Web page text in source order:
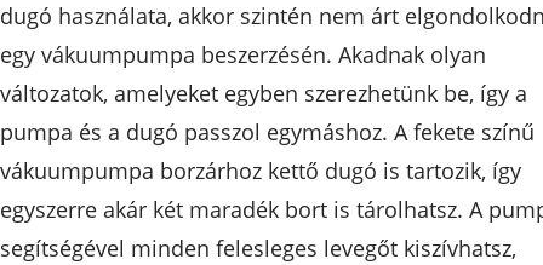
dugó használata, akkor szintén nem árt
egy vákuumpumpa beszerzésén. Akadnak olyan
változatok, amelyeket egyben szerezhetünk be, így a
pumpa és a dugó passzol egymáshoz. A fekete színű
vákuumpumpa borzárhoz kettő dugó is tartozik, így
egyszerre akár két maradék bort is tárolhatsz. A
segítségével minden felesleges levegőt kiszívhatsz,